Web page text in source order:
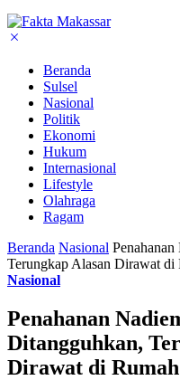
Beranda
Sulsel
Nasional
Politik
Ekonomi
Hukum
Internasional
Lifestyle
Olahraga
Ragam
Beranda Nasional
Terungkap Alasan Dirawat di
Nasional
Penahanan
Ditangguhkan,
Dirawat di